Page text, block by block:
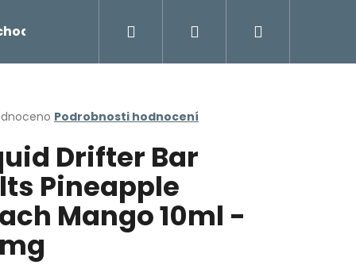
Napište námPřihlášení
Podrobnosti hodnocení
Drifter Bar
Pineapple
Mango 10ml -